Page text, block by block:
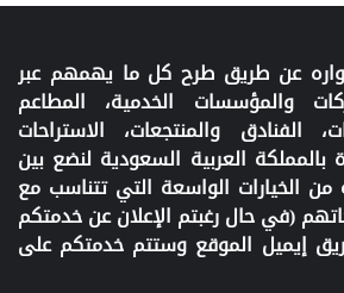
عن طريق طرح كل ما يهمهم عبر
والمؤسسات الخدمية، المطاعم
الفنادق والمنتجعات، الاستراحات
بالمملكة العربية السعودية لنضع بين
الخيارات الواسعة التي تتناسب مع
(في حال رغبتم الإعلان عن خدمتكم
إيميل الموقع وستتم خدمتكم على